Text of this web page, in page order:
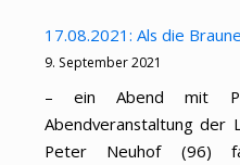
17.08.2021: Als die
9. September 2021
– ein Abend mit
Abendveranstaltung der
Peter Neuhof (96)